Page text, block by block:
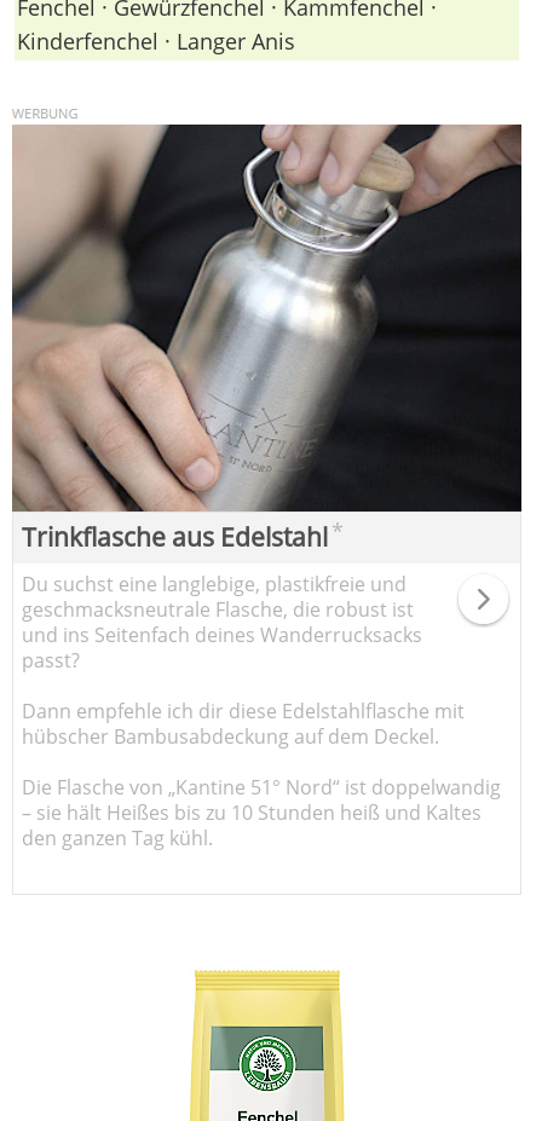
Fenchel · Gewürzfenchel · Kammfenchel ·
Kinderfenchel · Langer Anis
Trinkflasche aus Edelstahl*
Du suchst eine langlebige, plastikfreie und
geschmacksneutrale Flasche, die robust ist
und ins Seitenfach deines Wanderrucksacks
passt?
Dann empfehle ich dir diese Edelstahlflasche mit
hübscher Bambusabdeckung auf dem Deckel.
Die Flasche von „Kantine 51° Nord“ ist doppelwandig
– sie hält Heißes bis zu 10 Stunden heiß und Kaltes
den ganzen Tag kühl.